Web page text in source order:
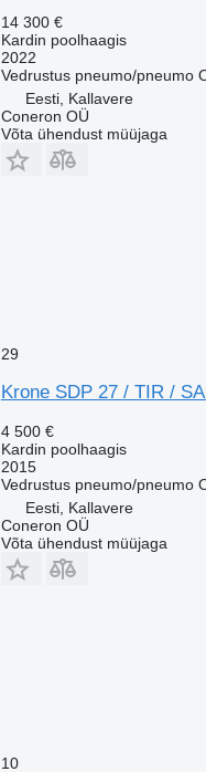
14 300 €
Kardin poolhaagis
2022
Vedrustus pneumo/pneumo
Eesti, Kallavere
Coneron OÜ
Võta ühendust müüjaga
29
Krone SDP 27 / TIR /
4 500 €
Kardin poolhaagis
2015
Vedrustus pneumo/pneumo
Eesti, Kallavere
Coneron OÜ
Võta ühendust müüjaga
10